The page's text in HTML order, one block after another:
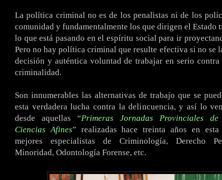
La política criminal no es de los penalistas ni de los
comunidad y fundamentalmente los que dirigen el Estado
lo que está pasando en el espíritu social para ir
Pero no hay política criminal que resulte efectiva si no se
decisión y auténtica voluntad de trabajar en serio
criminalidad.
Son innumerables las alternativas de trabajo que se
esta verdadera lucha contra la delincuencia, y así lo
desde aquellas “Primeras Jornadas Provinciales
Ciencias Afines” realizadas hace treinta años en
mejores especialistas de Criminología, Derecho
Minoridad, Odontología Forense, etc.